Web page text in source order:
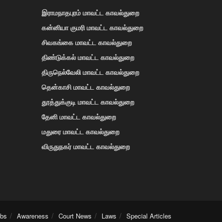
இராமநாதபுரம் மாவட்ட காவல்துறை
கன்னியா குமரி மாவட்ட காவல்துறை
சிவகங்கை மாவட்ட காவல்துறை
திண்டுக்கல் மாவட்ட காவல்துறை
திருநெல்வேலி மாவட்ட காவல்துறை
தென்காசி மாவட்ட காவல்துறை
தூத்துக்குடி மாவட்ட காவல்துறை
தேனி மாவட்ட காவல்துறை
மதுரை மாவட்ட காவல்துறை
விருதுநகர் மாவட்ட காவல்துறை
Awareness Court News Laws Special Articles